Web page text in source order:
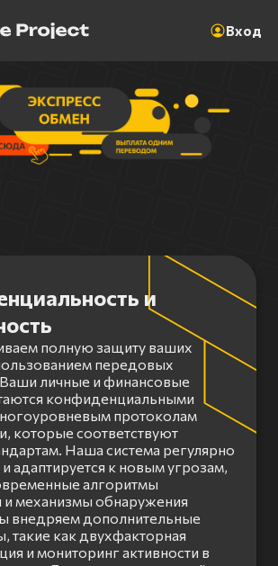
Вход
и
полную защиту ваших
передовых
личные и финансовые
конфиденциальными
протоколам
которые соответствуют
Наша система регулярно
адаптируется к новым угрозам,
алгоритмы
механизмы обнаружения
внедряем дополнительные
такие как двухфакторная
и мониторинг активности в